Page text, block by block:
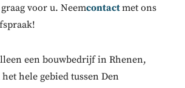
voor u. Neemcontactmet ons
een bouwbedrijf in Rhenen,
hele gebied tussen Den